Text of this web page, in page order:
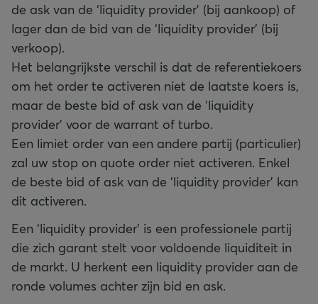
de ask van de ‘liquidity provider’ (bij aankoop) of
lager dan de bid van de ‘liquidity provider’ (bij
verkoop).
Het belangrijkste verschil is dat de referentiekoers
om het order te activeren niet de laatste koers is,
maar de beste bid of ask van de ‘liquidity
provider’ voor de warrant of turbo.
Een limiet order van een andere partij (particulier)
zal uw stop on quote order niet activeren. Enkel
de beste bid of ask van de ‘liquidity provider’ kan
dit activeren.
Een ‘liquidity provider’ is een professionele partij
die zich garant stelt voor voldoende liquiditeit in
de markt. U herkent een liquidity provider aan de
ronde volumes achter zijn bid en ask.